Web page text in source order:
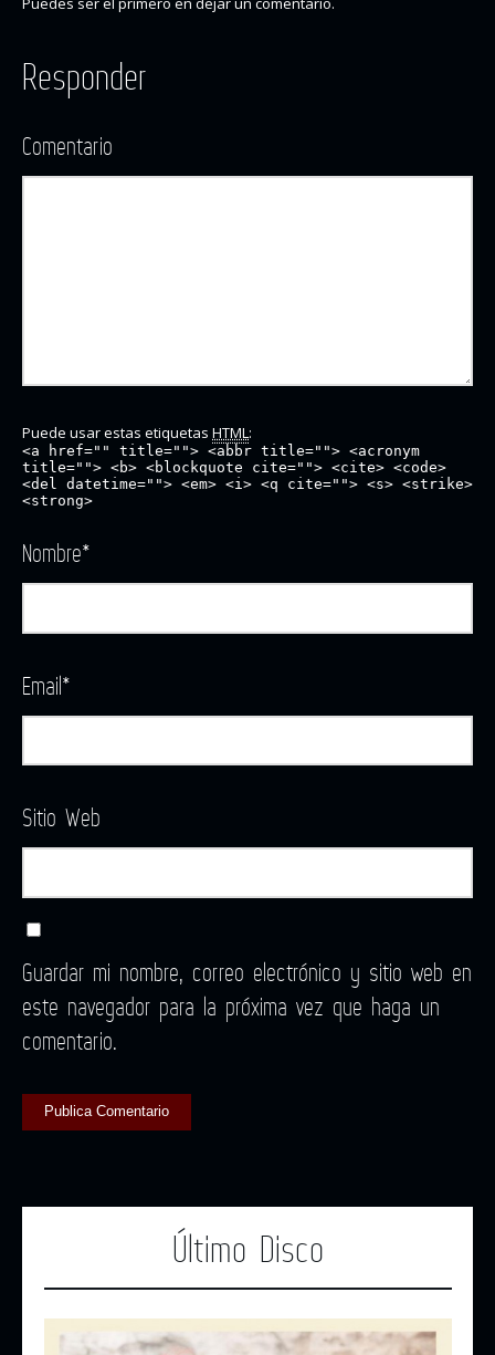
Responder
Comentario
Puede usar estas etiquetas HTML:
<a href="" title=""> <abbr title=""> <acronym
title=""> <b> <blockquote cite=""> <cite> <code>
<del datetime=""> <em> <i> <q cite=""> <s> <strike>
<strong>
Nombre*
Email*
Sitio Web
Guardar mi nombre, correo electrónico y sitio web en
este navegador para la próxima vez que haga un
comentario.
Último Disco